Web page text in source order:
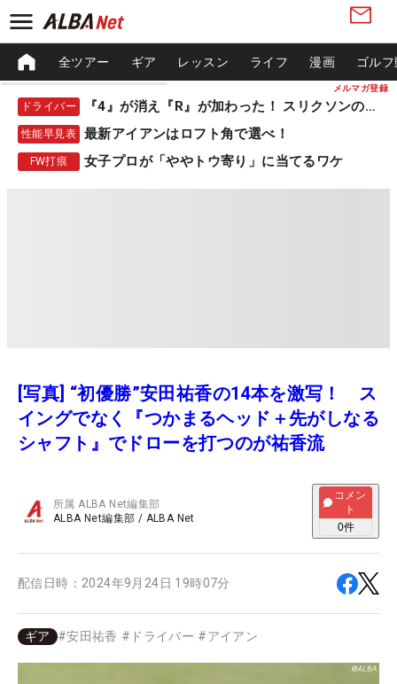
メルマガ登録
全ツアー ギア レッスン ライフ 漫画 ゴル
ドライバー 『4』が消え『R』が加わった！ スリクソンの新作
性能早見表 最新アイアンはロフト角で選べ！
FW打痕 女子プロが「ややトウ寄り」に当てるワケ
[写真] “初優勝”安田祐香の14本を激写！ ス
イングでなく『つかまるヘッド＋先がしなる
シャフト』でドローを打つのが祐香流
所属ALBA Net編集部
ALBA Net編集部 / ALBA Net
コメン
ト
0件
配信日時： 2024年9月24日 19時07分
ギア #安田祐香 # ドライバー #アイアン